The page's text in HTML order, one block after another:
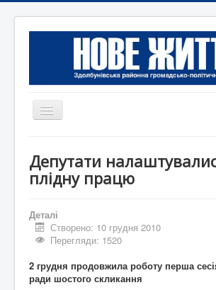
Перемикач
Редакція
Коротко
Оголошення
Депутати
плідну працю
Деталі
Створено: 10 грудня 2010
Перегляди: 1520
2 грудня продовжила роботу перша
ради шостого скликання